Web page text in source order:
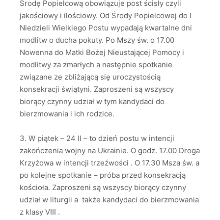
Środę Popielcową obowiązuje post ścisły czyli
jakościowy i ilościowy. Od Środy Popielcowej do I
Niedzieli Wielkiego Postu wypadają kwartalne dni
modlitw o ducha pokuty. Po Mszy św. o 17.00
Nowenna do Matki Bożej Nieustającej Pomocy i
modlitwy za zmarłych a następnie spotkanie
związane ze zbliżającą się uroczystością
konsekracji świątyni. Zaproszeni są wszyscy
biorący czynny udział w tym kandydaci do
bierzmowania i ich rodzice.
3. W piątek – 24 II – to dzień postu w intencji
zakończenia wojny na Ukrainie. O godz. 17.00 Droga
Krzyżowa w intencji trzeźwości . O 17.30 Msza św. a
po kolejne spotkanie – próba przed konsekracją
kościoła. Zaproszeni są wszyscy biorący czynny
udział w liturgii a także kandydaci do bierzmowania
z klasy VIII .